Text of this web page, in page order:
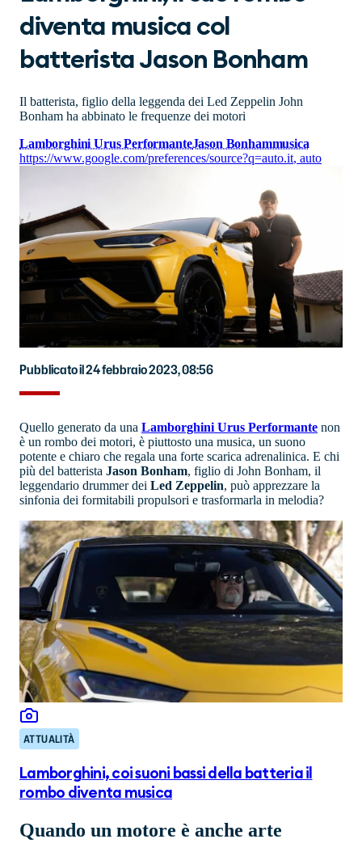
diventa musica col
batterista Jason Bonham
Il batterista, figlio della leggenda dei Led Zeppelin John
Bonham ha abbinato le frequenze dei motori
Lamborghini Urus PerformanteJason Bonhammusica
https://www.google.com/preferences/source?q=auto.it, auto
Pubblicato il 24 febbraio 2023, 08:56
Quello generato da una Lamborghini Urus Performante non
è un rombo dei motori, è piuttosto una musica, un suono
potente e chiaro che regala una forte scarica adrenalinica. E chi
più del batterista Jason Bonham, figlio di John Bonham, il
leggendario drummer dei Led Zeppelin, può apprezzare la
sinfonia dei formitabili propulsori e trasformarla in melodia?
ATTUALITÀ
Lamborghini, coi suoni bassi della batteria il
rombo diventa musica
Quando un motore è anche arte